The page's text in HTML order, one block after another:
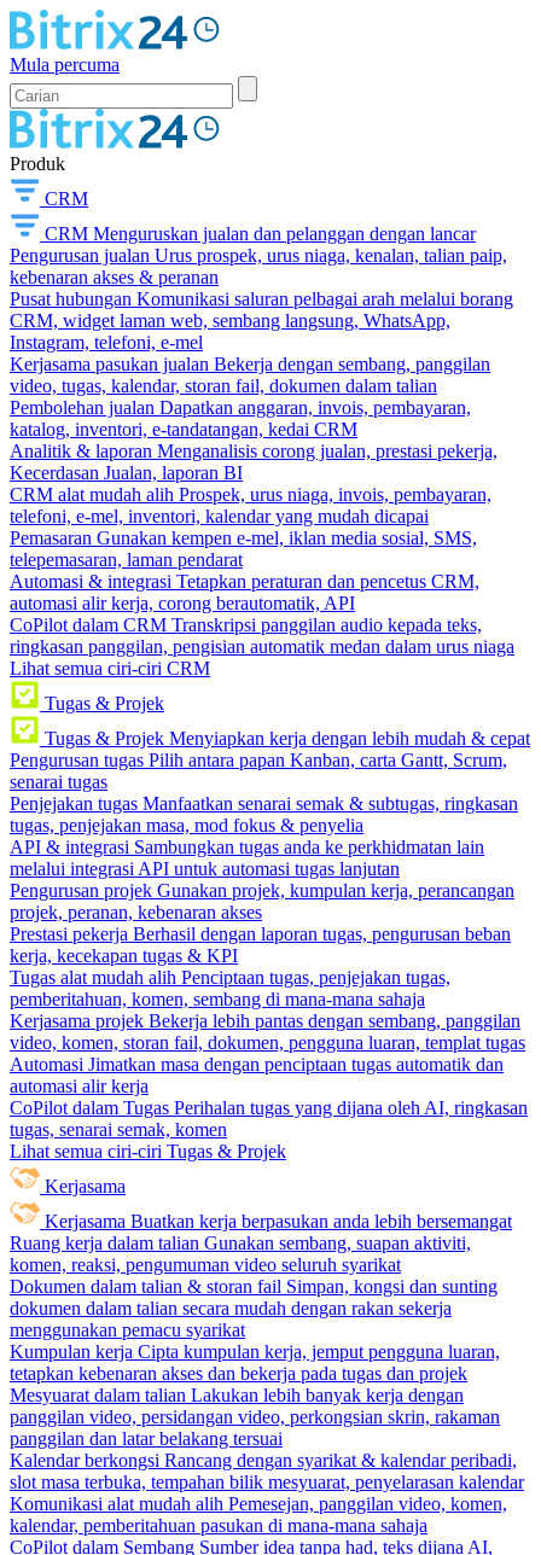
Mula percuma
Produk
CRM
CRM Menguruskan jualan dan pelanggan dengan lancar
Pengurusan jualan Urus prospek, urus niaga, kenalan, talian paip,
kebenaran akses & peranan
Pusat hubungan Komunikasi saluran pelbagai arah melalui borang
CRM, widget laman web, sembang langsung, WhatsApp,
Instagram, telefoni, e-mel
Kerjasama pasukan jualan Bekerja dengan sembang, panggilan
video, tugas, kalendar, storan fail, dokumen dalam talian
Pembolehan jualan Dapatkan anggaran, invois, pembayaran,
katalog, inventori, e-tandatangan, kedai CRM
Analitik & laporan Menganalisis corong jualan, prestasi pekerja,
Kecerdasan Jualan, laporan BI
CRM alat mudah alih Prospek, urus niaga, invois, pembayaran,
telefoni, e-mel, inventori, kalendar yang mudah dicapai
Pemasaran Gunakan kempen e-mel, iklan media sosial, SMS,
telepemasaran, laman pendarat
Automasi & integrasi Tetapkan peraturan dan pencetus CRM,
automasi alir kerja, corong berautomatik, API
CoPilot dalam CRM Transkripsi panggilan audio kepada teks,
ringkasan panggilan, pengisian automatik medan dalam urus niaga
Lihat semua ciri-ciri CRM
Tugas & Projek
Tugas & Projek Menyiapkan kerja dengan lebih mudah & cepat
Pengurusan tugas Pilih antara papan Kanban, carta Gantt, Scrum,
senarai tugas
Penjejakan tugas Manfaatkan senarai semak & subtugas, ringkasan
tugas, penjejakan masa, mod fokus & penyelia
API & integrasi Sambungkan tugas anda ke perkhidmatan lain
melalui integrasi API untuk automasi tugas lanjutan
Pengurusan projek Gunakan projek, kumpulan kerja, perancangan
projek, peranan, kebenaran akses
Prestasi pekerja Berhasil dengan laporan tugas, pengurusan beban
kerja, kecekapan tugas & KPI
Tugas alat mudah alih Penciptaan tugas, penjejakan tugas,
pemberitahuan, komen, sembang di mana-mana sahaja
Kerjasama projek Bekerja lebih pantas dengan sembang, panggilan
video, komen, storan fail, dokumen, pengguna luaran, templat tugas
Automasi Jimatkan masa dengan penciptaan tugas automatik dan
automasi alir kerja
CoPilot dalam Tugas Perihalan tugas yang dijana oleh AI, ringkasan
tugas, senarai semak, komen
Lihat semua ciri-ciri Tugas & Projek
Kerjasama
Kerjasama Buatkan kerja berpasukan anda lebih bersemangat
Ruang kerja dalam talian Gunakan sembang, suapan aktiviti,
komen, reaksi, pengumuman video seluruh syarikat
Dokumen dalam talian & storan fail Simpan, kongsi dan sunting
dokumen dalam talian secara mudah dengan rakan sekerja
menggunakan pemacu syarikat
Kumpulan kerja Cipta kumpulan kerja, jemput pengguna luaran,
tetapkan kebenaran akses dan bekerja pada tugas dan projek
Mesyuarat dalam talian Lakukan lebih banyak kerja dengan
panggilan video, persidangan video, perkongsian skrin, rakaman
panggilan dan latar belakang tersuai
Kalendar berkongsi Rancang dengan syarikat & kalendar peribadi,
slot masa terbuka, tempahan bilik mesyuarat, penyelarasan kalendar
Komunikasi alat mudah alih Pemesejan, panggilan video, komen,
kalendar, pemberitahuan pasukan di mana-mana sahaja
CoPilot dalam Sembang Sumber idea tanpa had, teks dijana AI,